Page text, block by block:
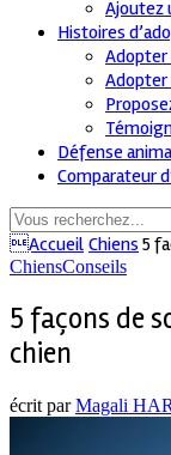
Ajoutez
Histoires
Adopter
Adopter
Défense
Comparateur
Accueil Chiens 5
ChiensConseils
5 façons de
chien
écrit parMagali